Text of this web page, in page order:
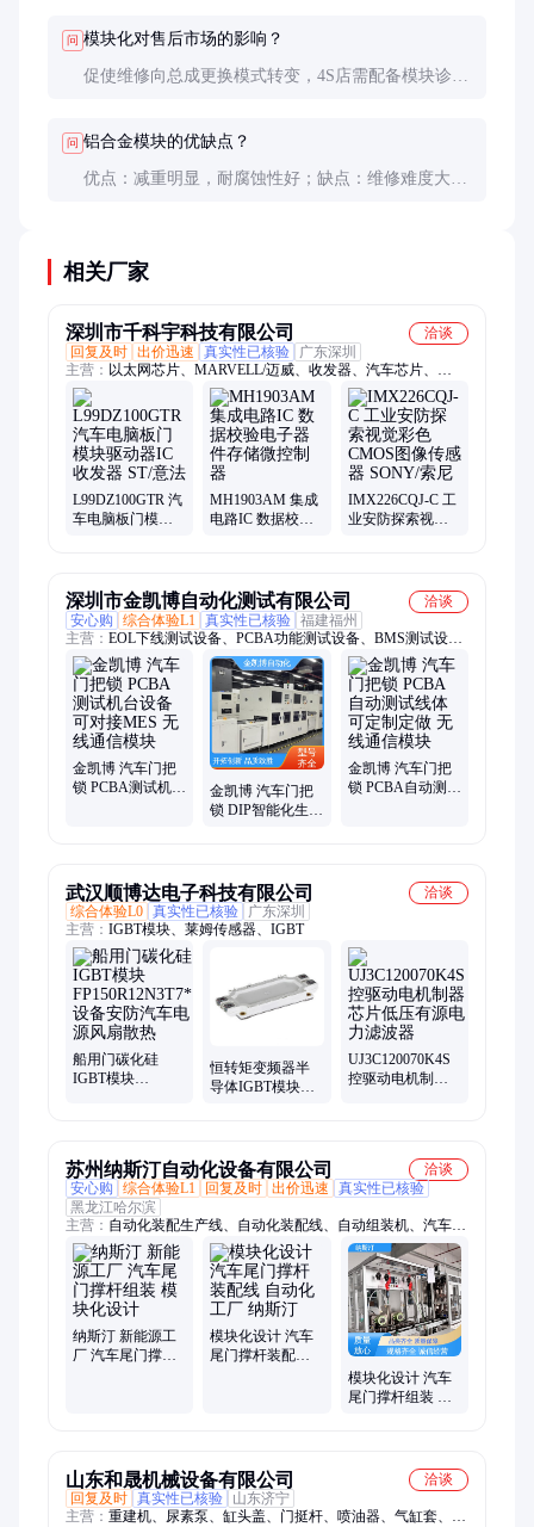
问 模块化对售后市场的影响？
促使维修向总成更换模式转变，4S店需配备模块诊断
问 铝合金模块的优缺点？
优点：减重明显，耐腐蚀性好；缺点：维修难度大
相关厂家
深圳市千科宇科技有限公司
洽谈
回复及时 出价迅速 真实性已核验
广东深圳
主营： 以太网芯片、MARVELL/迈威、收发器、汽车芯片、
MOS管、充电IC、电源IC、集成电路IC、驱动芯片、霍尔效应
传感器、稳压芯片、交换机芯片、MCU单片机、微控制器、监
控IC、蓝牙芯片、音频IC、通讯芯片、感应器、场效应管、工控
IC、博通芯片、网通WiFi芯片、路由器芯片、REALTEK/瑞昱
L99DZ100GTR 汽
车电脑板门模块
MH1903AM 集成
电路IC 数据校验
IMX226CQJ-C 工
业安防探索视觉
深圳市金凯博自动化测试有限公司
洽谈
安心购
综合体验L1 真实性已核验 福建福州
主营： EOL下线测试设备、PCBA功能测试设备、BMS测试设
备、汽车电子dip生产线、老化柜、气密性检测设备、座舱域控
测试设备、烧录+FCT线体、半导体裁切设备、陶瓷器件外壳检
测设备、逆变器测试设备、AOI视觉检测、PDU测试设备、BDU
检测设备、教育实训设备、智能制造实训室、工业互联网实训
室、智能实训室
金凯博 汽车门把
锁 PCBA测试机台
金凯博 汽车门把
锁 DIP智能化生产
金凯博 汽车门把
锁 PCBA自动测试
武汉顺博达电子科技有限公司
洽谈
综合体验L0 真实性已核验
广东深圳
主营： IGBT模块、莱姆传感器、IGBT
船用门碳化硅
IGBT模块
恒转矩变频器半
导体IGBT模块
UJ3C120070K4S
控驱动电机制器
苏州纳斯汀自动化设备有限公司
洽谈
安心购
综合体验L1 回复及时 出价迅速
真实性已核验
黑龙江哈尔滨
主营： 自动化装配生产线、自动化装配线、自动组装机、汽车零
部件装配线、光模块自动化组装线、汽车电机自动化装配线、汽
车压缩机组装设备、汽车检测设备、汽车SOV阀装配线、汽车零
部件组装、汽车传感器装配测试线、通信光模块自动装配线、汽
车滤清器装配线、汽车碳罐阀线圈装配线、汽车仪表盘装配线、
汽车座椅排气阀装配线、汽车控制器组装线、电磁阀组装生产
线、新能源自动化流水线、自动化生产线、电子膨胀阀组装线、
非标自动化设备、非标自动化生产线、热管理阀自动装配线、非
纳斯汀 新能源工
厂 汽车尾门撑杆
模块化设计 汽车
尾门撑杆装配线
模块化设计 汽车
尾门撑杆组装 机
山东和晟机械设备有限公司
洽谈
回复及时 真实性已核验
山东济宁
主营： 重建机、尿素泵、缸头盖、门挺杆、喷油器、气缸套、电